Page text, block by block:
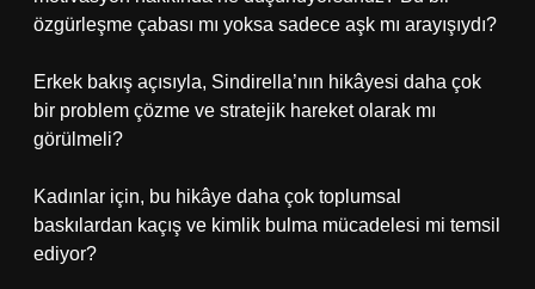
özgürleşme çabası mı yoksa sadece aşk mı arayışıydı?
Erkek bakış açısıyla, Sindirella’nın hikâyesi daha çok
bir problem çözme ve stratejik hareket olarak mı
görülmeli?
Kadınlar için, bu hikâye daha çok toplumsal
baskılardan kaçış ve kimlik bulma mücadelesi mi temsil
ediyor?